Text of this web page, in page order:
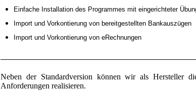
Einfache Installation des Programmes mit eingerichteter
Import und Vorkontierung von bereitgestellten Bankauszügen
Import und Vorkontierung von eRechnungen
Neben der Standardversion können wir als Hersteller
Anforderungen realisieren.